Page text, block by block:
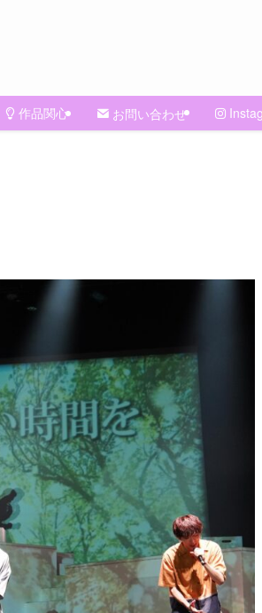
作品関心 お問い合わせ